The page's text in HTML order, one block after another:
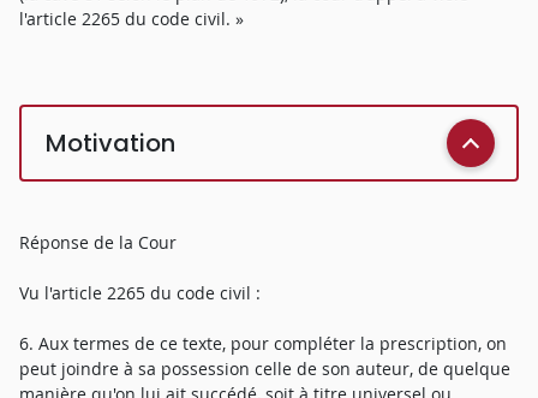
l'article 2265 du code civil. »
Motivation
Réponse de la Cour
Vu l'article 2265 du code civil :
6. Aux termes de ce texte, pour compléter la prescription, on
peut joindre à sa possession celle de son auteur, de quelque